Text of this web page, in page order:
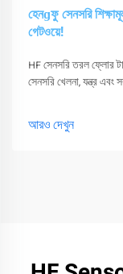
হেনɡফু সেনসরি
গেটওয়ে!
HF সেনসরি তরল ফ্লোর
সেনসরি খেলনা, যন্ত্র এবং
আরও দেখুন